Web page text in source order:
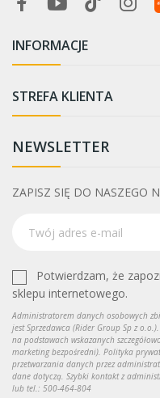
INFORMACJE
STREFA KLIENTA
NEWSLETTER
ZAPISZ SIĘ DO NASZEGO
Potwierdzam, że
sklepu internetowego.
Administratorem danych osobowych
jest Sprzedawca (Rider Group Sp z
na podstawach wskazanych
marketing bezpośredni). Polityka
przetwarzania danych przez
dane dotyczą. Szybki kontakt z
lub tel.: 500-464-804